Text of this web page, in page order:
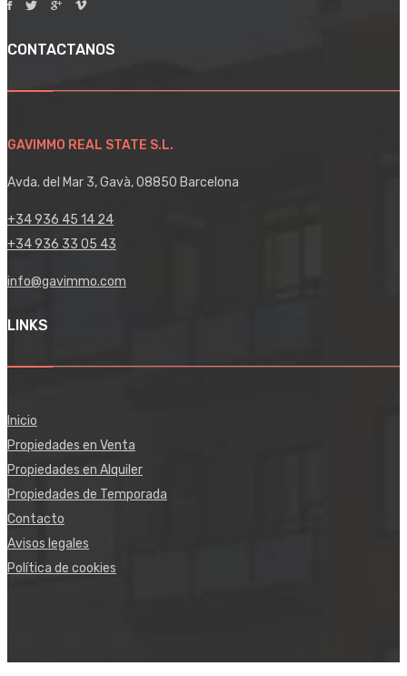
CONTACTANOS
GAVIMMO REAL STATE S.L.
Avda. del Mar 3, Gavà, 08850 Barcelona
+34 936 45 14 24
+34 936 33 05 43
info@gavimmo.com
LINKS
Inicio
Propiedades en Venta
Propiedades en Alquiler
Propiedades de Temporada
Contacto
Avisos legales
Política de cookies